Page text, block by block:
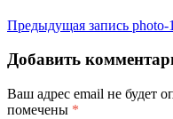
Предыдущая запись photo-
Добавить
Ваш адрес email не будет
помечены *